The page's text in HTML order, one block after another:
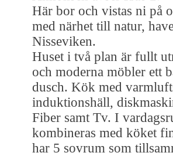
Här bor och vistas ni på
med närhet till natur,
Nisseviken.
Huset i två plan är fullt
och moderna möbler ett
dusch. Kök med
induktionshäll,
Fiber samt Tv. I
kombineras med köket
har 5 sovrum som